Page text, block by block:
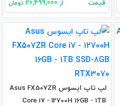
قیمت از تومان
لپ تاپ ایسوس Asus FX507ZR
Core i7 - 12700H 16GB - 1TB